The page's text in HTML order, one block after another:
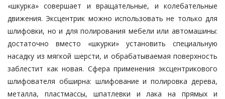
«шкурка» совершает и вращательные, и колебательные
движения. Эксцентрик можно использовать не только для
шлифовки, но и для полирования мебели или автомашины:
достаточно вместо «шкурки» установить специальную
насадку из мягкой шерсти, и обрабатываемая поверхность
заблестит как новая. Сфера применения эксцентрикового
шлифователя обширна: шлифование и полировка дерева,
металла, пластмассы, шпатлевки и лака на прямых и